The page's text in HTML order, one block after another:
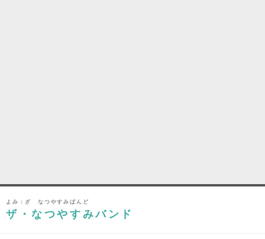
よみ：ざ なつやすみばんど
ザ・なつやすみバンド